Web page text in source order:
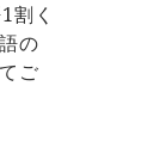
割く
の
ご